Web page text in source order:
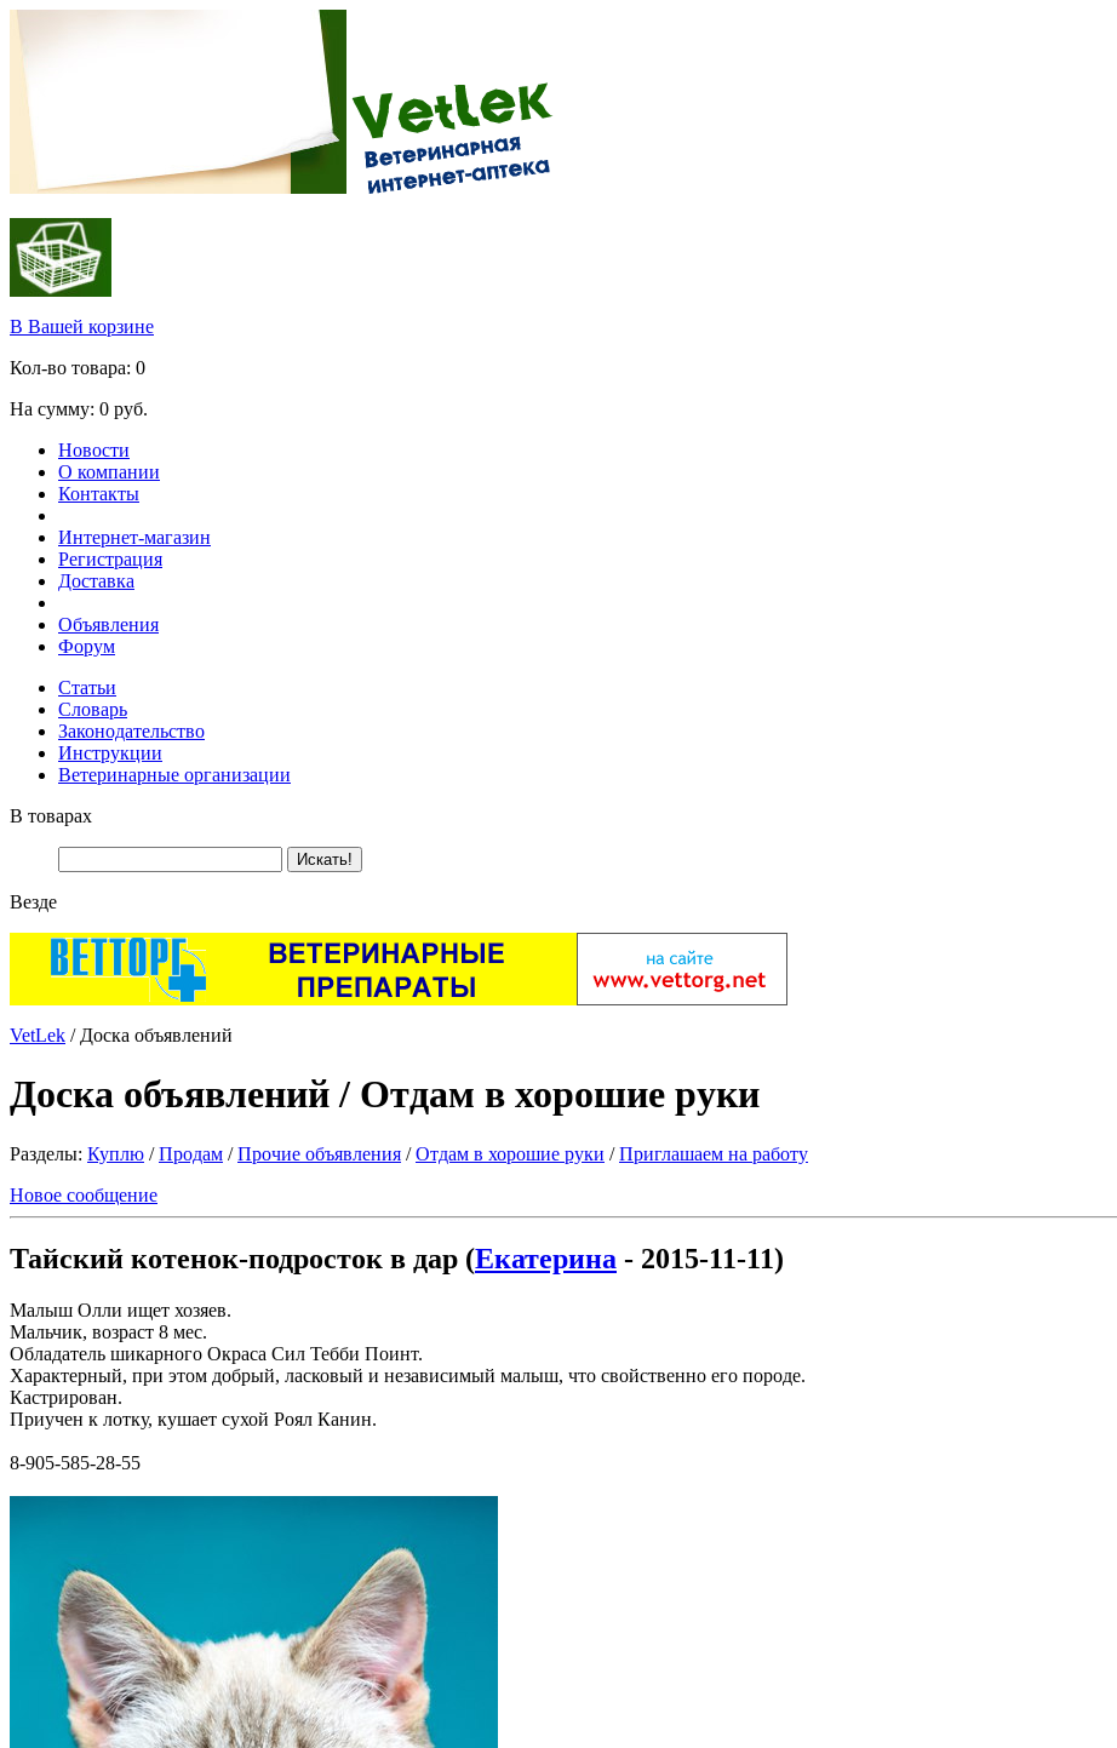
В Вашей корзине
Кол-во товара: 0
На сумму: 0 руб.
Новости
О компании
Контакты
Интернет-магазин
Регистрация
Доставка
Объявления
Форум
Статьи
Словарь
Законодательство
Инструкции
Ветеринарные организации
В товарах
Везде
VetLek / Доска объявлений
Доска объявлений / Отдам в хорошие руки
Разделы: Куплю /Продам /Прочие объявления /Отдам в хорошие руки /Приглашаем на работу
Новое сообщение
Тайский котенок-подросток в дар (Екатерина - 2015-11-11)
Малыш Олли ищет хозяев.
Мальчик, возраст 8 мес.
Обладатель шикарного Окраса Сил Тебби Поинт.
Характерный, при этом добрый, ласковый и независимый малыш, что свойственно его породе.
Кастрирован.
Приучен к лотку, кушает сухой Роял Канин.
8-905-585-28-55